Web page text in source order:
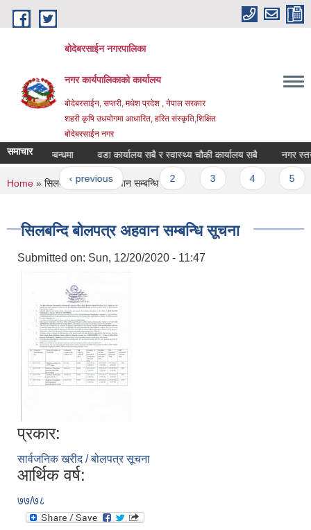
Skip to main content
बोदेबरसाईन नगरपालिका
नगर कार्यपालिकाको कार्यालय
बोदेबरसाईन, सप्तरी, मधेश प्रदेश , नेपाल सरकार
शहरी कृषि उधयोगमा आधारित, हरित संस्कृति,शिक्षित
बोदेबरसाईन नगर
समाचार
पेश गर्ने सम्बन्धमा वडा कार्यालय सबै र स्वास्थ्य चौकी कार्यालय सबै नगर
first ‹ previous … 2
You are here
Home » सिलबन्दि बोलपत्र अहवान सम्बन्धि सूचना
सिलबन्दि बोलपत्र अहवान सम्बन्धि सूचना
Submitted on: Sun, 12/20/2020 - 11:47
प्रकार:
सार्वजनिक खरीद / बोलपत्र सूचना
आर्थिक वर्ष:
७७/७८